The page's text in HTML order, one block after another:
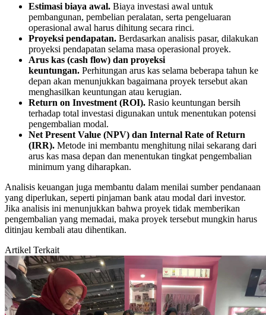
Estimasi biaya awal. Biaya investasi awal untuk
pembangunan, pembelian peralatan, serta pengeluaran
operasional awal harus dihitung secara rinci.
Proyeksi pendapatan. Berdasarkan analisis pasar, dilakukan
proyeksi pendapatan selama masa operasional proyek.
Arus kas (cash flow) dan proyeksi
keuntungan. Perhitungan arus kas selama beberapa tahun ke
depan akan menunjukkan bagaimana proyek tersebut akan
menghasilkan keuntungan atau kerugian.
Return on Investment (ROI). Rasio keuntungan bersih
terhadap total investasi digunakan untuk menentukan potensi
pengembalian modal.
Net Present Value (NPV) dan Internal Rate of Return
(IRR). Metode ini membantu menghitung nilai sekarang dari
arus kas masa depan dan menentukan tingkat pengembalian
minimum yang diharapkan.
Analisis keuangan juga membantu dalam menilai sumber pendanaan
yang diperlukan, seperti pinjaman bank atau modal dari investor.
Jika analisis ini menunjukkan bahwa proyek tidak memberikan
pengembalian yang memadai, maka proyek tersebut mungkin harus
ditinjau kembali atau dihentikan.
Artikel Terkait